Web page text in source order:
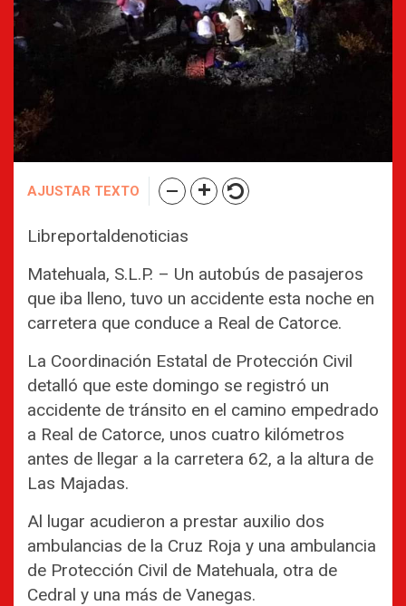
AJUSTAR TEXTO
Libreportaldenoticias
Matehuala, S.L.P. – Un autobús de pasajeros
que iba lleno, tuvo un accidente esta noche en
carretera que conduce a Real de Catorce.
La Coordinación Estatal de Protección Civil
detalló que este domingo se registró un
accidente de tránsito en el camino empedrado
a Real de Catorce, unos cuatro kilómetros
antes de llegar a la carretera 62, a la altura de
Las Majadas.
Al lugar acudieron a prestar auxilio dos
ambulancias de la Cruz Roja y una ambulancia
de Protección Civil de Matehuala, otra de
Cedral y una más de Vanegas.